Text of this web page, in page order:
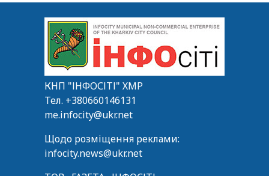
КНП "ІНФОСІТІ" ХМР
Тел. +380660146131
me.infocity@ukr.net
Щодо розміщення реклами:
infocity.news@ukr.net